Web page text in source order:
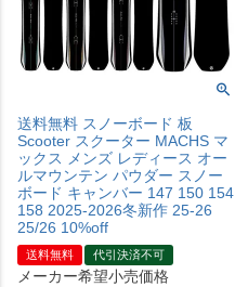
送料無料 スノーボード 板
Scooter スクーター MACHS マ
ックス メンズ レディース オー
ルマウンテン パウダー スノー
ボード キャンバー 147 150 154
158 2025-2026冬新作 25-26
25/26 10%off
送料無料 代引決済不可
メーカー希望小売価格